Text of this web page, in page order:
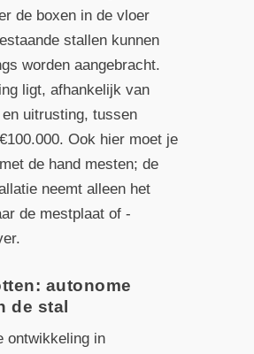
de boxen in de vloer
stallen kunnen
worden aangebracht.
ligt, afhankelijk van
uitrusting, tussen
Ook hier moet je
de hand mesten; de
neemt alleen het
de mestplaat of -
autonome
de stal
ontwikkeling in